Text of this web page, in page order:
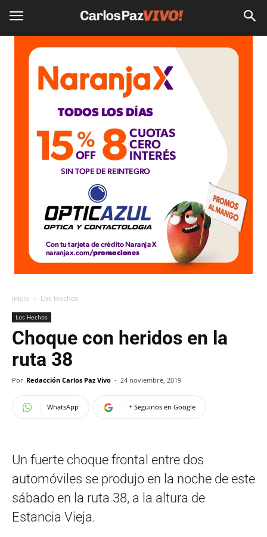
Inicio Los Hechos
Los Hechos
Choque con heridos en la
ruta 38
Por Redacción Carlos Paz Vivo - 24 noviembre, 2019
WhatsApp + Seguinos en Google
Un fuerte choque frontal entre dos
automóviles se produjo en la noche de este
sábado en la ruta 38, a la altura de
Estancia Vieja.